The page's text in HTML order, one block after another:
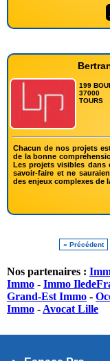
199
37000
TOURS
Chacun de nos projets
de la bonne
Les projets visibles dans
savoir-faire et ne
des enjeux complexes de
« Précédent
Nos partenaires :
Immo - Immo
Grand-Est Immo -
Immo - Avocat Lille